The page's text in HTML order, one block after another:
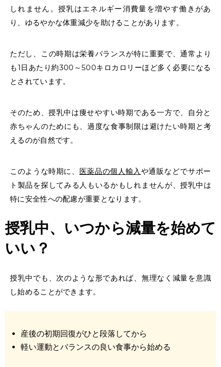
しれません。授乳はエネルギー消費量を増やす働きがあ
り、ゆるやかな体重減少を助けることがあります。
ただし、この時期は栄養バランスが特に重要で、通常より
も1日あたり約300～500キロカロリーほど多く必要になる
とされています。
そのため、授乳中は痩せやすい時期である一方で、自分と
赤ちゃんのためにも、過度な食事制限は避けたい時期と考
えるのが自然です。
このような時期に、 医薬品の個人輸入や通販 などでサポー
ト製品を探してみる人もいるかもしれませんが、授乳中は
特に安全性への配慮が重要となります。
授乳中、いつから減量を始めて
いい？
授乳中でも、次のような形であれば、無理なく減量を意識
し始めることができます。
産後の初期回復がひと段落してから
軽い運動とバランスの良い食事から始める